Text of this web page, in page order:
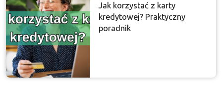
Jak korzystać z karty
kredytowej? Praktyczny
poradnik